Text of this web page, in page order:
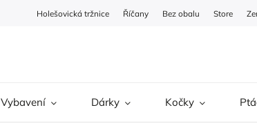
Holešovická tržnice Říčany Bez obalu Store
Vybavení Dárky Kočky